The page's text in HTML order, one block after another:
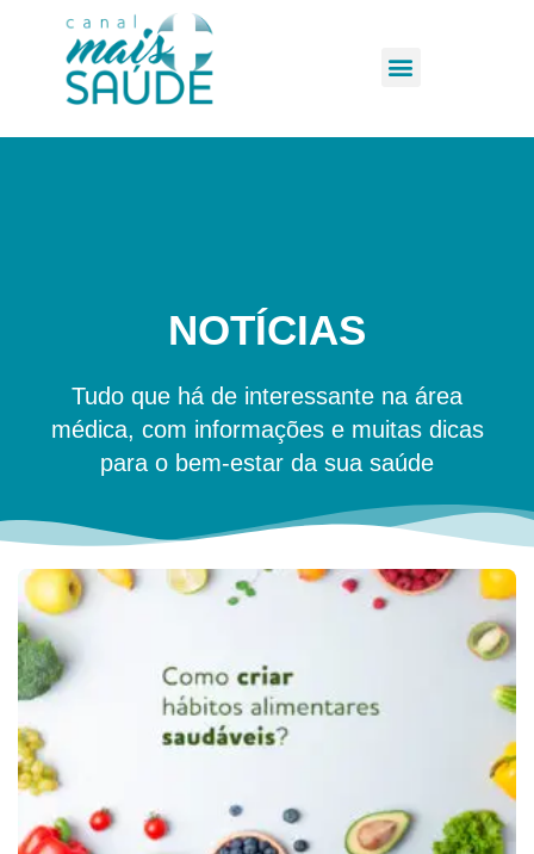
NOTÍCIAS
Tudo que há de interessante na área
médica, com informações e muitas dicas
para o bem-estar da sua saúde